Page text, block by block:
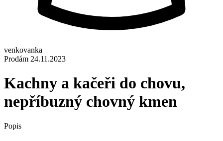
venkovanka
Prodám 24.11.2023
Kachny a kačeři do chovu,
nepříbuzný chovný kmen
Popis